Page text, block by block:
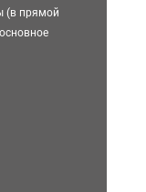
(в прямой